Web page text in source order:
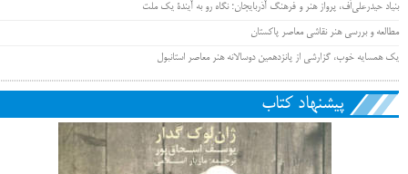
بنیاد حیدرعلی‌اُف، پرواز هنر و فرهنگ آذربایجان؛ نگاه رو به آیندۀ یک ملت
مطالعه و بررسی هنر نقاشی معاصر پاکستان
یک همسایه خوب، گزارشی از پانزدهمین دوسالانه هنر معاصر استانبول
پیشنهاد کتاب